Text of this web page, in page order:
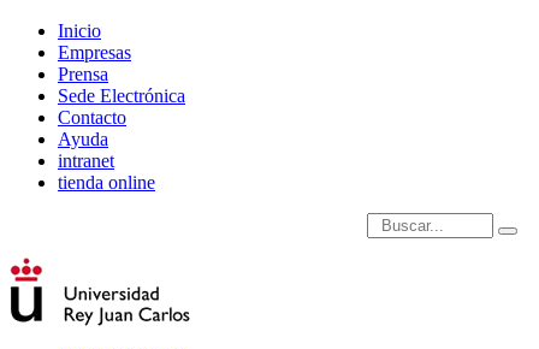
Inicio
Empresas
Prensa
Sede Electrónica
Contacto
Ayuda
intranet
tienda online
Introduce términos de